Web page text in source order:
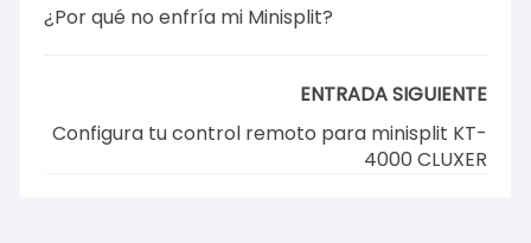
¿Por qué no enfría mi Minisplit?
ENTRADA SIGUIENTE
Configura tu control remoto para minisplit KT-
4000 CLUXER